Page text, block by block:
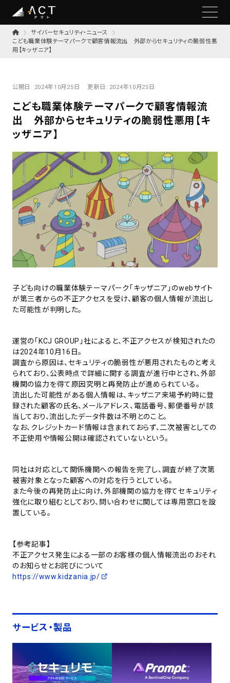
サイバーセキュリティ・ニュース
こども職業体験テーマパークで顧客情報流出 外部からセキュリティの脆弱性悪
用【キッザニア】
公開日: 2024年10月25日 更新日: 2024年10月25日
こども職業体験テーマパークで顧客情報流
出 外部からセキュリティの脆弱性悪用【キ
ッザニア】
子ども向けの職業体験テーマパーク「キッザニア」のwebサイト
が第三者からの不正アクセスを受け、顧客の個人情報が流出し
た可能性が判明した。
運営の「KCJ GROUP」社によると、不正アクセスが検知されたの
は2024年10月16日。
調査から原因は、セキュリティの脆弱性が悪用されたものと考え
られており、公表時点で詳細に関する調査が進行中とされ、外部
機関の協力を得て原因究明と再発防止が進められている。
流出した可能性がある個人情報は、キッザニア来場予約時に登
録された顧客の氏名、メールアドレス、電話番号、郵便番号が該
当しており、流出したデータ件数は不明とのこと。
なお、クレジットカード情報は含まれておらず、二次被害としての
不正使用や情報公開は確認されていないという。
同社は対応として関係機関への報告を完了し、調査が終了次第
被害対象となった顧客への対応を行うとしている。
また今後の再発防止に向け、外部機関の協力を得てセキュリティ
強化に取り組むとしており、問い合わせに関しては専用窓口を設
置している。
【参考記事】
不正アクセス発生による一部のお客様の個人情報流出のおそれ
のお知らせとお詫びについて
https://www.kidzania.jp/
サービス・製品